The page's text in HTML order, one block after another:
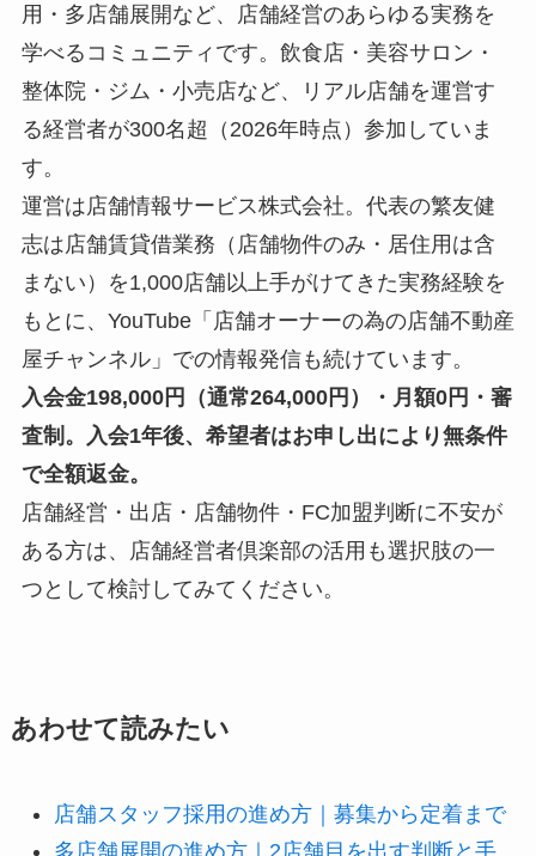
用・多店舗展開など、店舗経営のあらゆる実務を
学べるコミュニティです。飲食店・美容サロン・
整体院・ジム・小売店など、リアル店舗を運営す
る経営者が300名超（2026年時点）参加していま
す。
運営は店舗情報サービス株式会社。代表の繁友健
志は店舗賃貸借業務（店舗物件のみ・居住用は含
まない）を1,000店舗以上手がけてきた実務経験を
もとに、YouTube「店舗オーナーの為の店舗不動産
屋チャンネル」での情報発信も続けています。
入会金198,000円（通常264,000円）・月額0円・審
査制。入会1年後、希望者はお申し出により無条件
で全額返金。
店舗経営・出店・店舗物件・FC加盟判断に不安が
ある方は、店舗経営者倶楽部の活用も選択肢の一
つとして検討してみてください。
あわせて読みたい
店舗スタッフ採用の進め方｜募集から定着まで
多店舗展開の進め方｜2店舗目を出す判断と手